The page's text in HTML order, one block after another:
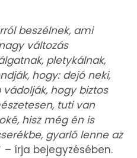
beszélnek, ami
változás
pletykálnak,
hogy: dejó neki,
hogy biztos
tuti van
hisz még én is
gyarló lenne az
– írja bejegyzésében.